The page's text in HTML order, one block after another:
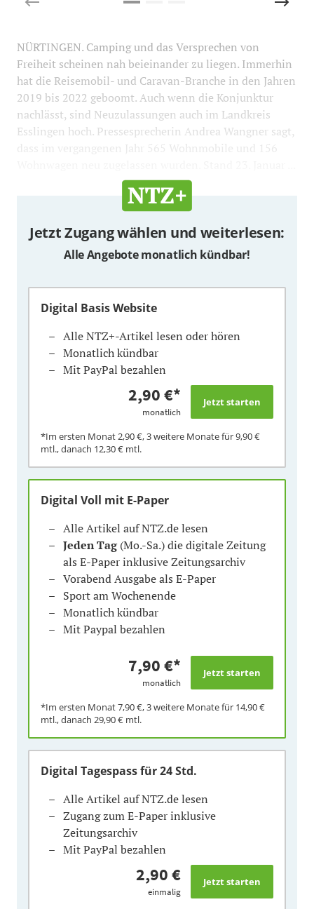
NÜRTINGEN. Camping und das Versprechen von
Freiheit scheinen nah beieinander zu liegen. Immerhin
hat die Reisemobil- und Caravan-Branche in den Jahren
2019 bis 2022 geboomt. Auch wenn die Konjunktur
nachlässt, sind Neuzulassungen auch im Landkreis
Esslingen hoch. Pressesprecherin Andrea Wangner sagt,
dass im vergangenen Jahr 565 Wohnmobile und 156
Jetzt Zugang wählen und weiterlesen:
Alle Angebote monatlich kündbar!
Digital Basis Website
Alle NTZ+-Artikel lesen oder hören
Monatlich kündbar
Mit PayPal bezahlen
2,90 €*
monatlich
*Im ersten Monat2,90 €, 3 weitere Monate für9,90 €
mtl., danach 12,30 € mtl.
Digital Voll mit E-Paper
Alle Artikel auf NTZ.de lesen
Jeden Tag(Mo.-Sa.) die digitale Zeitung
als E-Paper inklusive Zeitungsarchiv
Vorabend Ausgabe als E-Paper
Sport am Wochenende
Monatlich kündbar
Mit Paypal bezahlen
7,90 €*
monatlich
*Im ersten Monat7,90 €, 3 weitere Monate für 14,90 €
mtl., danach 29,90 € mtl.
Digital Tagespassfür 24 Std.
Alle Artikel auf NTZ.de lesen
Zugang zum E-Paper inklusive
Zeitungsarchiv
Mit PayPal bezahlen
2,90 €
einmalig